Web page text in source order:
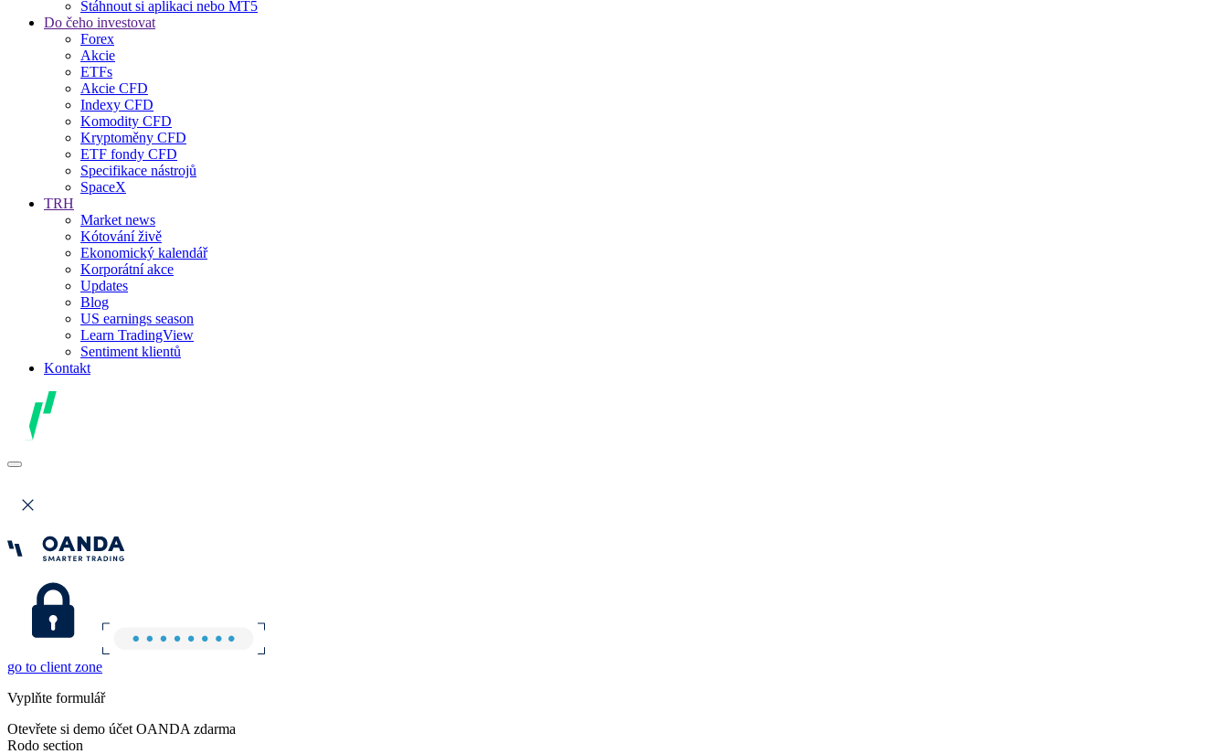
Stáhnout si aplikaci nebo MT5
Do čeho investovat
Forex
Akcie
ETFs
Akcie CFD
Indexy CFD
Komodity CFD
Kryptoměny CFD
ETF fondy CFD
Specifikace nástrojů
SpaceX
TRH
Market news
Kótování živě
Ekonomický kalendář
Korporátní akce
Updates
Blog
US earnings season
Learn TradingView
Sentiment klientů
Kontakt
go to client zone
Vyplňte formulář
Otevřete si demo účet OANDA zdarma
Rodo section